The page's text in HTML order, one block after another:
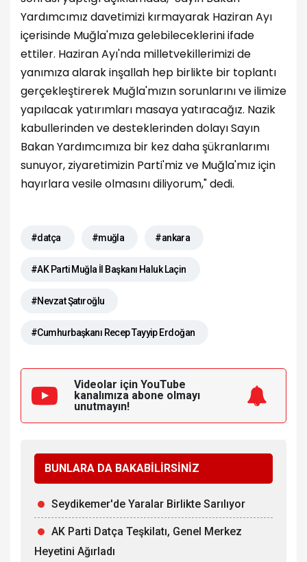
Yardımcımız davetimizi kırmayarak Haziran Ayı
içerisinde Muğla'mıza gelebileceklerini ifade
ettiler. Haziran Ayı'nda milletvekillerimizi de
yanımıza alarak inşallah hep birlikte bir toplantı
gerçekleştirerek Muğla'mızın sorunlarını ve ilimize
yapılacak yatırımları masaya yatıracağız. Nazik
kabullerinden ve desteklerinden dolayı Sayın
Bakan Yardımcımıza bir kez daha şükranlarımı
sunuyor, ziyaretimizin Parti'miz ve Muğla'mız için
hayırlara vesile olmasını diliyorum," dedi.
#datça #muğla #ankara
#AK Parti Muğla İl Başkanı Haluk Laçin
#Nevzat Şatıroğlu
#Cumhurbaşkanı Recep Tayyip Erdoğan
Videolar için YouTube
kanalımıza abone olmayı
unutmayın!
BUNLARA DA BAKABİLİRSİNİZ
Seydikemer'de Yaralar Birlikte Sarılıyor
AK Parti Datça Teşkilatı, Genel Merkez
Heyetini Ağırladı